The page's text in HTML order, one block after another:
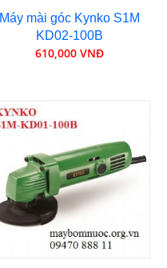
Máy mài góc Kynko S1M
KD02-100B
610,000 VNĐ